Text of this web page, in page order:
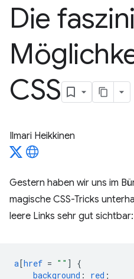
Die
CSS
Ilmari Heikkinen
Gestern haben wir uns im
magische CSS-Tricks
leere Links sehr gut sichtbar:
a[href = "" ]
{
background : red ;